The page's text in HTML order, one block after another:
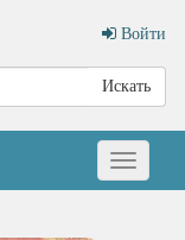
Войти
Искать
Меню